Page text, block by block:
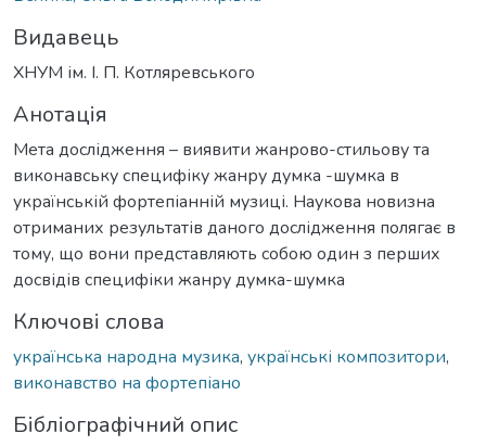
Видавець
ХНУМ ім. І. П. Котляревського
Анотація
Мета дослідження – виявити жанрово-стильову та
виконавську специфіку жанру думка -шумка в
українській фортепіанній музиці. Наукова новизна
отриманих результатів даного дослідження полягає в
тому, що вони представляють собою один з перших
досвідів специфіки жанру думка-шумка
Ключові слова
українська народна музика, українські композитори,
виконавство на фортепіано
Бібліографічний опис